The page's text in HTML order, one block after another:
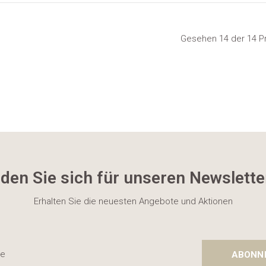
Gesehen 14 der 14
Sie sich für unseren
Erhalten Sie die neuesten Angebote und Aktionen